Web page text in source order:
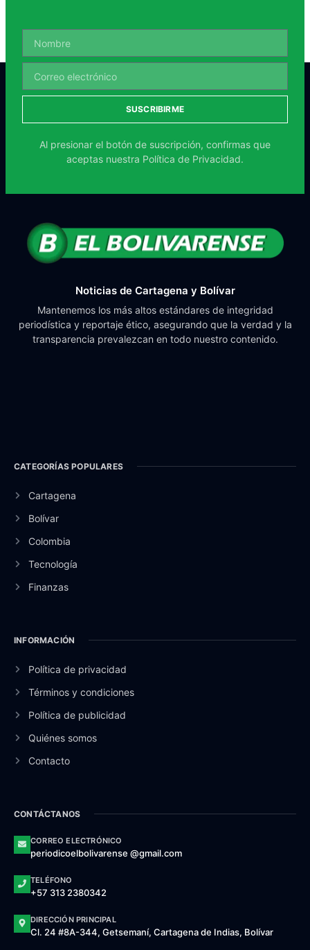
SUSCRIBIRME
Al presionar el botón de suscripción, confirmas que
aceptas nuestra Política de Privacidad.
Noticias de Cartagena y Bolívar
Mantenemos los más altos estándares de integridad
periodística y reportaje ético, asegurando que la verdad y la
transparencia prevalezcan en todo nuestro contenido.
CATEGORÍAS POPULARES
Cartagena
Bolívar
Colombia
Tecnología
Finanzas
INFORMACIÓN
Política de privacidad
Términos y condiciones
Política de publicidad
Quiénes somos
Contacto
CONTÁCTANOS
CORREO ELECTRÓNICO
periodicoelbolivarense @gmail.com
TELÉFONO
+57 313 2380342
DIRECCIÓN PRINCIPAL
Cl. 24 #8A-344, Getsemaní, Cartagena de Indias, Bolívar